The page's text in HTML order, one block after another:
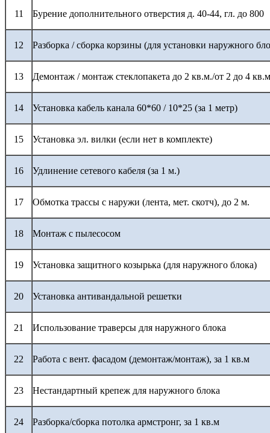
11 Бурение дополнительного отверстия д. 40-44, гл. до 800
12 Разборка / сборка корзины (для установки наружного
13 Демонтаж / монтаж стеклопакета до 2 кв.м./от 2 до 4
14 Установка кабель канала 60*60 / 10*25 (за 1 метр)
15 Установка эл. вилки (если нет в комплекте)
16 Удлинение сетевого кабеля (за 1 м.)
17 Обмотка трассы с наружи (лента, мет. скотч), до 2 м.
18 Монтаж с пылесосом
19 Установка защитного козырька (для наружного блока)
20 Установка антивандальной решетки
21 Использование траверсы для наружного блока
22 Работа с вент. фасадом (демонтаж/монтаж), за 1 кв.м
23 Нестандартный крепеж для наружного блока
24 Разборка/сборка потолка армстронг, за 1 кв.м